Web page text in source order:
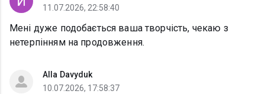
11.07.2026, 22:58:40
Мені дуже подобається ваша творчість, чекаю з
нетерпінням на продовження.
Alla Davyduk
10.07.2026, 17:58:37